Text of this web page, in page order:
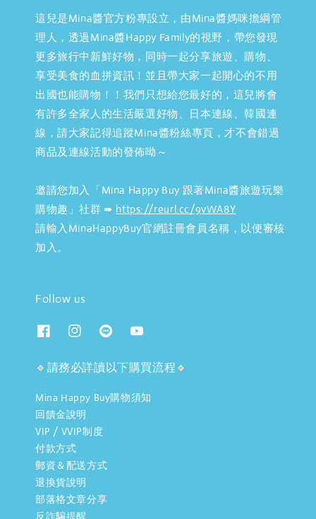
這兒是Mina醬官方粉專設立，由Mina醬媽咪擔綱管
理人，透過Mina醬Happy Family的視野，帶您發現
更多旅行中新鮮好物，同時一起分享旅遊、購物、
享受美食的血拼資訊！並且帶大家一起開心的不用
出國也能購物！！我們只想給您最好的，這兒將會
有許多全家人的生活嚴選好物、日本連線、韓國連
線，請大家記得追蹤Mina醬粉絲專頁，才不會錯過
商品及連線活動的發佈呦～
邀請您加入「Mina Happy Buy 跟著Mina醬旅遊玩樂
購物趣」社群 ➠ https://reurl.cc/9vWA8Y
請輸入MinaHappyBuy官網註冊會員名稱，以便審核
加入。
Follow us
🔹請務必詳讀以下購買流程🔹
Mina Happy Buy購物須知
回饋金說明
VIP / VVIP制度
付款方式
郵資＆配送方式
退換貨說明
部落格文章分享
反詐騙提醒